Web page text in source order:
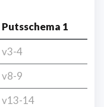
Putsschema 1
v3-4
v8-9
v13-14